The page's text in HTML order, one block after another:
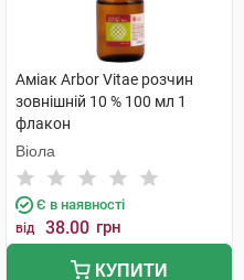
Аміак Arbor Vitae розчин
зовнішній 10 % 100 мл 1
флакон
Віола
Є в наявності
від 38.00 грн
КУПИТИ